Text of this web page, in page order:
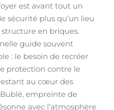
est avant tout un
sécurité plus qu’un lieu
en briques.
guide souvent
: le besoin de recréer
protection contre le
au cœur des
empreinte de
avec l’atmosphère